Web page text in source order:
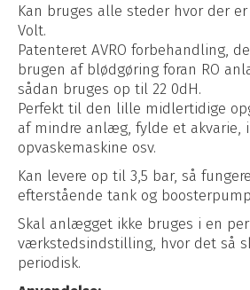
Kan bruges alle steder hvor der
Volt.
Patenteret AVRO forbehandling,
brugen af blødgøring foran RO
sådan bruges op til 22 0dH.
Perfekt til den lille midlertidige
af mindre anlæg, fylde et akvarie,
opvaskemaskine osv.
Kan levere op til 3,5 bar, så
efterstående tank og
Skal anlægget ikke bruges i en
værkstedsindstilling, hvor det så
periodisk.